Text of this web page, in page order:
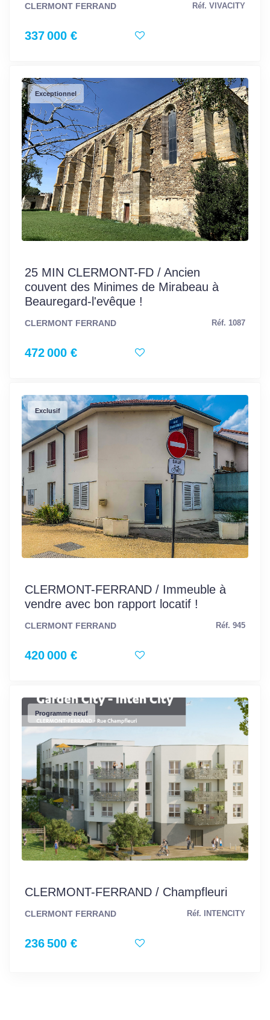
CLERMONT FERRAND Réf. VIVACITY
337 000 €
Exceptionnel
25 MIN CLERMONT-FD / Ancien
couvent des Minimes de Mirabeau à
Beauregard-l'evêque !
CLERMONT FERRAND Réf. 1087
472 000 €
Exclusif
CLERMONT-FERRAND / Immeuble à
vendre avec bon rapport locatif !
CLERMONT FERRAND Réf. 945
420 000 €
Programme neuf
CLERMONT-FERRAND / Champfleuri
CLERMONT FERRAND Réf. INTENCITY
236 500 €